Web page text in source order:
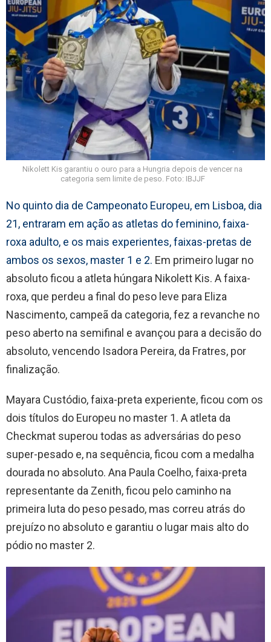
Nikolett Kis garantiu o ouro para a Hungria depois de vencer na
categoria sem limite de peso. Foto: IBJJF
No quinto dia de Campeonato Europeu, em Lisboa, dia
21, entraram em ação as atletas do feminino, faixa-
roxa adulto, e os mais experientes, faixas-pretas de
ambos os sexos, master 1 e 2. Em primeiro lugar no
absoluto ficou a atleta húngara Nikolett Kis. A faixa-
roxa, que perdeu a final do peso leve para Eliza
Nascimento, campeã da categoria, fez a revanche no
peso aberto na semifinal e avançou para a decisão do
absoluto, vencendo Isadora Pereira, da Fratres, por
finalização.
Mayara Custódio, faixa-preta experiente, ficou com os
dois títulos do Europeu no master 1. A atleta da
Checkmat superou todas as adversárias do peso
super-pesado e, na sequência, ficou com a medalha
dourada no absoluto. Ana Paula Coelho, faixa-preta
representante da Zenith, ficou pelo caminho na
primeira luta do peso pesado, mas correu atrás do
prejuízo no absoluto e garantiu o lugar mais alto do
pódio no master 2.